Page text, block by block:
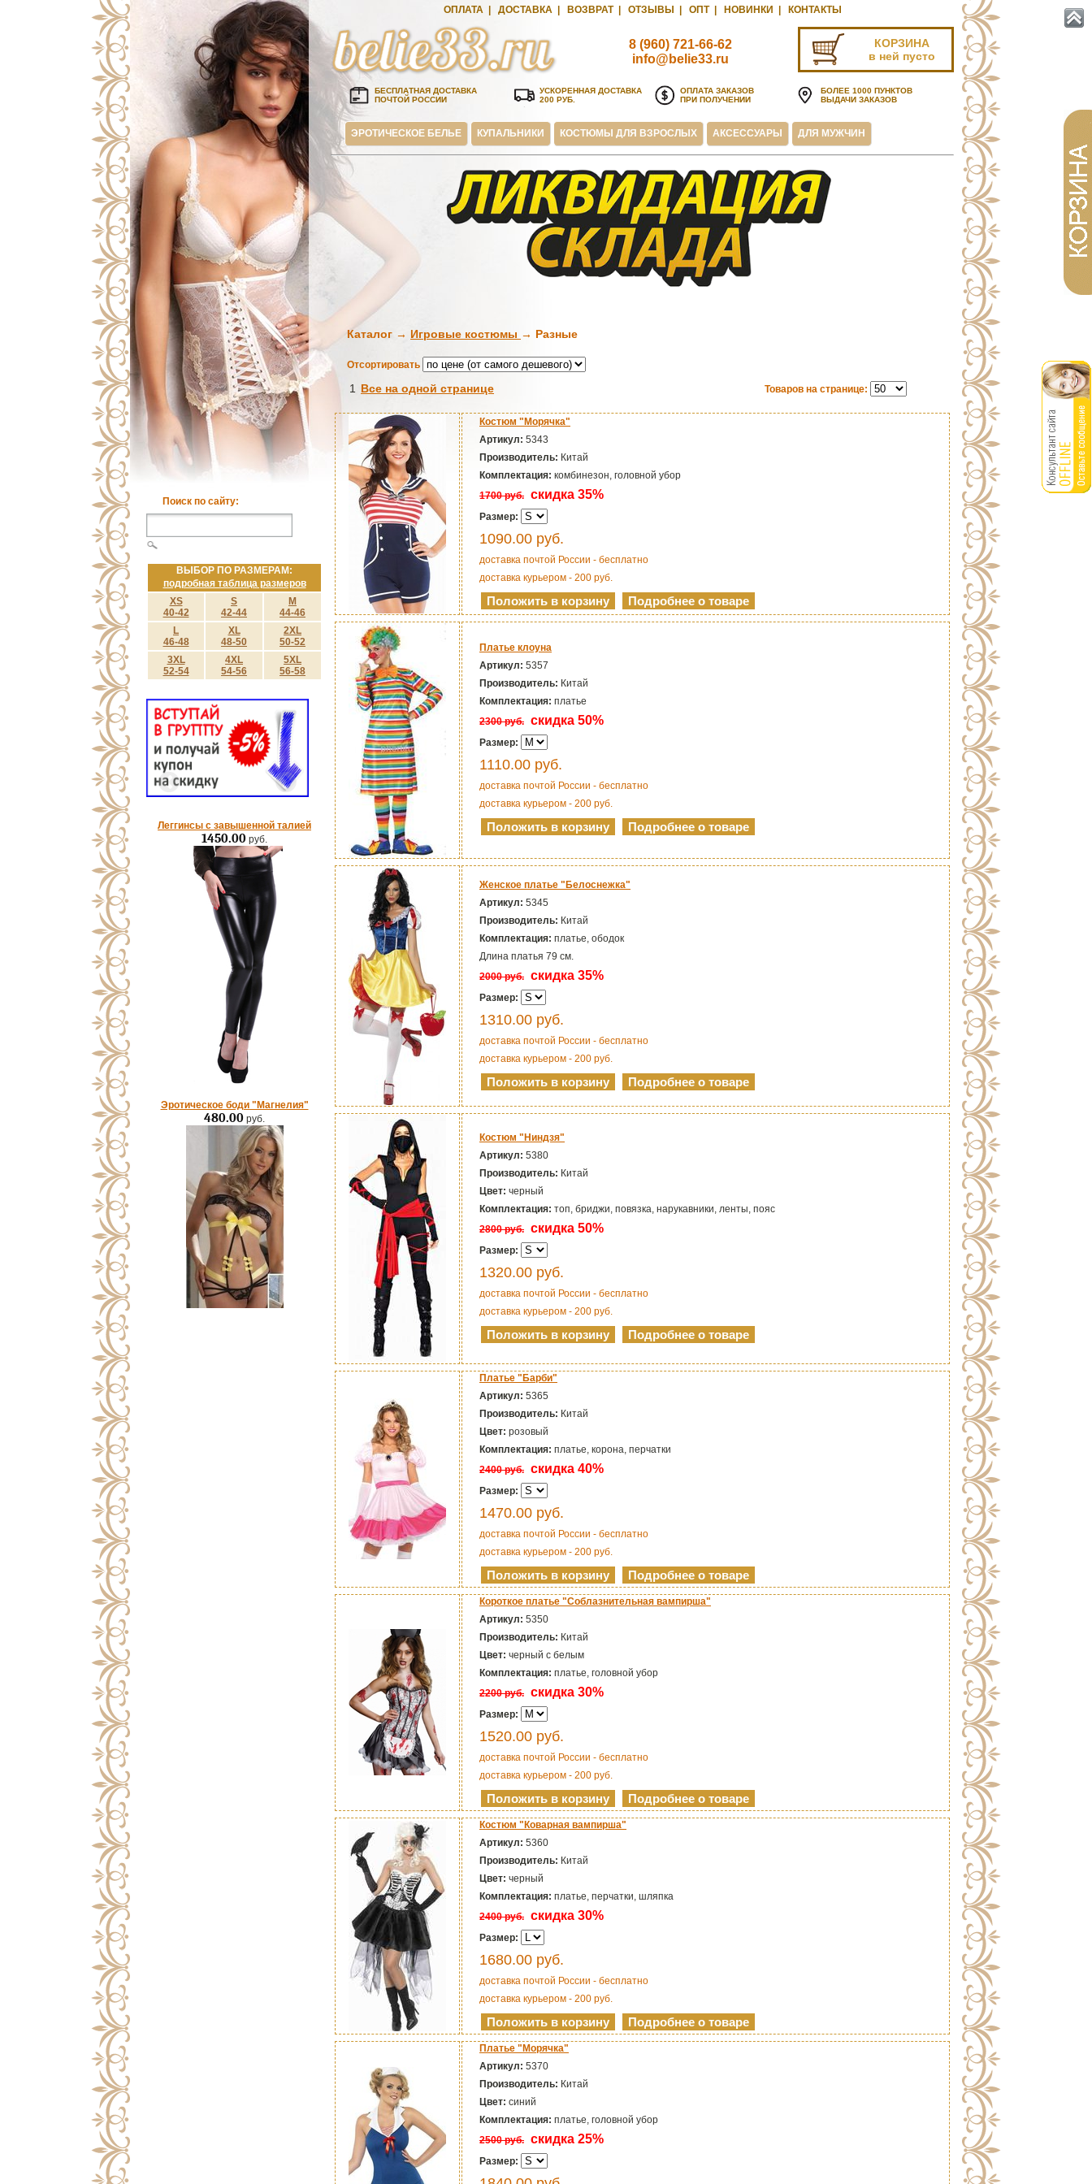
Поиск по сайту:
ВЫБОР ПО РАЗМЕРАМ:
подробная таблица размеров
XS
40-42
S
42-44
M
44-46
L
46-48
XL
48-50
2XL
50-52
3XL
52-54
4XL
54-56
5XL
56-58
Леггинсы с завышенной талией
1450.00 руб.
Эротическое боди "Магнелия"
480.00 руб.
ОПЛАТА| ДОСТАВКА| ВОЗВРАТ| ОТЗЫВЫ ОПТ| НОВИНКИ КОНТАКТЫ
8 (960) 721-66-62
info@belie33.ru
КОРЗИНА
в ней пусто
БЕСПЛАТНАЯ ДОСТАВКА
ПОЧТОЙ РОССИИ
УСКОРЕННАЯ ДОСТАВКА
200 РУБ.
ОПЛАТА ЗАКАЗОВ
ПРИ ПОЛУЧЕНИИ
БОЛЕЕ 1000 ПУНКТОВ
ВЫДАЧИ ЗАКАЗОВ
ЭРОТИЧЕСКОЕ БЕЛЬЕ КУПАЛЬНИКИ КОСТЮМЫ ДЛЯ ВЗРОСЛЫХ АКСЕССУАРЫ ДЛЯ МУЖЧИН
Каталог → Игровые костюмы → Разные
Отсортировать
1 Все на одной странице Товаров на странице:
Костюм "Морячка"
Артикул: 5343
Производитель: Китай
Комплектация: комбинезон, головной убор
1700 руб. скидка 35%
Размер:
1090.00 руб.
доставка почтой России - бесплатно
доставка курьером - 200 руб.
Платье клоуна
Артикул: 5357
Производитель: Китай
Комплектация: платье
2300 руб. скидка 50%
Размер:
1110.00 руб.
доставка почтой России - бесплатно
доставка курьером - 200 руб.
Женское платье "Белоснежка"
Артикул: 5345
Производитель: Китай
Комплектация: платье, ободок
Длина платья 79 см.
2000 руб. скидка 35%
Размер:
1310.00 руб.
доставка почтой России - бесплатно
доставка курьером - 200 руб.
Костюм "Ниндзя"
Артикул: 5380
Производитель: Китай
Цвет: черный
Комплектация: топ, бриджи, повязка, нарукавники, ленты, пояс
2800 руб. скидка 50%
Размер:
1320.00 руб.
доставка почтой России - бесплатно
доставка курьером - 200 руб.
Платье "Барби"
Артикул: 5365
Производитель: Китай
Цвет: розовый
Комплектация: платье, корона, перчатки
2400 руб. скидка 40%
Размер:
1470.00 руб.
доставка почтой России - бесплатно
доставка курьером - 200 руб.
Короткое платье "Соблазнительная вампирша"
Артикул: 5350
Производитель: Китай
Цвет: черный с белым
Комплектация: платье, головной убор
2200 руб. скидка 30%
Размер:
1520.00 руб.
доставка почтой России - бесплатно
доставка курьером - 200 руб.
Костюм "Коварная вампирша"
Артикул: 5360
Производитель: Китай
Цвет: черный
Комплектация: платье, перчатки, шляпка
2400 руб. скидка 30%
Размер:
1680.00 руб.
доставка почтой России - бесплатно
доставка курьером - 200 руб.
Платье "Морячка"
Артикул: 5370
Производитель: Китай
Цвет: синий
Комплектация: платье, головной убор
2500 руб. скидка 25%
Размер: